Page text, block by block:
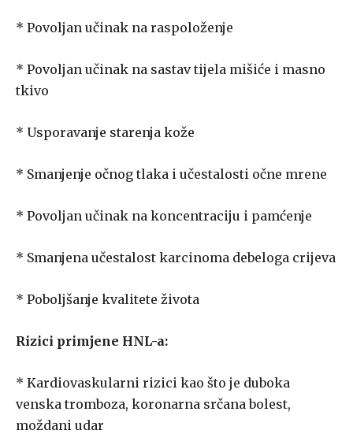
* Povoljan učinak na raspoloženje
* Povoljan učinak na sastav tijela mišiće i masno
tkivo
* Usporavanje starenja kože
* Smanjenje očnog tlaka i učestalosti očne mrene
* Povoljan učinak na koncentraciju i pamćenje
* Smanjena učestalost karcinoma debeloga crijeva
* Poboljšanje kvalitete života
Rizici primjene HNL-a:
* Kardiovaskularni rizici kao što je duboka
venska tromboza, koronarna srčana bolest,
moždani udar